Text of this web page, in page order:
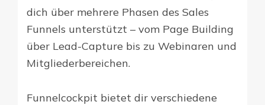
dich über mehrere Phasen des Sales
Funnels unterstützt – vom Page Building
über Lead-Capture bis zu Webinaren und
Mitgliederbereichen.
Funnelcockpit bietet dir verschiedene